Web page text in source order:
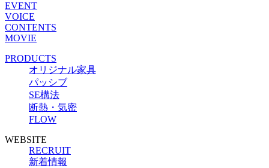
EVENT
VOICE
CONTENTS
MOVIE
PRODUCTS
オリジナル家具
パッシブ
SE構法
断熱・気密
FLOW
WEBSITE
RECRUIT
新着情報